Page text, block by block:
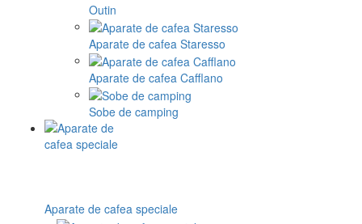
Outin
Aparate de cafea Staresso
Aparate de cafea Cafflano
Sobe de camping
Aparate de cafea speciale